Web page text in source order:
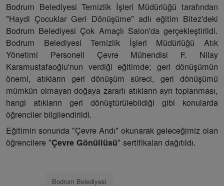
Bodrum Belediyesi Temizlik İşleri Müdürlüğü tarafından
"Haydi Çocuklar Geri Dönüşüme" adlı eğitim Bitez'deki
Bodrum Belediyesi Çok Amaçlı Salon'da gerçekleştirildi.
Bodrum Belediyesi Temizlik İşleri Müdürlüğü Atık
Yönetimi Personeli Çevre Mühendisi F. Nilay
Karamustafaoğlu'nun verdiği eğitimde; geri dönüşümün
önemi, atıkların geri dönüşüm süreci, geri dönüşümü
mümkün olmayan doğaya zararlı atıkların ayrı toplanması,
hangi atıkların geri dönüştürülebildiği gibi konularda
öğrenciler bilgilendirildi.
Eğitimin sonunda "Çevre Andı" okunarak geleceğimiz olan
öğrencilere "Çevre Gönüllüsü" sertifikaları dağıtıldı.
Bodrum Belediyesi